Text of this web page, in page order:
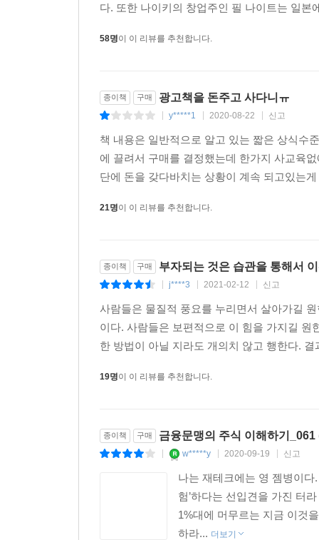
다. 또한 나이키의 창업주인 필 나이트는 일
58명이 이 리뷰를 추천합니다.
종이책 구매 광고책을 돈주고 사다니ㅠ
y*****1 2020-08-22 신고
책 내용은 일반적으로 알고 있는 짧은 상식수
에 끌려서 구매를 결정했는데 한가지 사교육
단에 돈을 갖다바치는 상황이 계속 되고있는
21명이 이 리뷰를 추천합니다.
종이책 구매 부자되는 것은 습관을 통해서
j****3 2021-02-12 신고
사람들은 물질적 풍요를 누리면서 살아가길
이다. 사람들은 보편적으로 이 힘을 가지길
한 방법이 아닐 지라도 개의치 않고 행한다.
19명이 이 리뷰를 추천합니다.
종이책 구매 금융문맹의 주식 이해하기
w*****y 2020-09-19 신고
나는 재테크에는 영 젬병이다
험’하다는 선입견을 가진 터
1%대에 머무르는 지금 이것
하라... 더보기